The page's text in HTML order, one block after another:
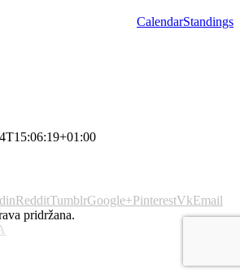
CalendarStandings
RedditTumblrGoogle+PinterestVkEmail
pridržana.